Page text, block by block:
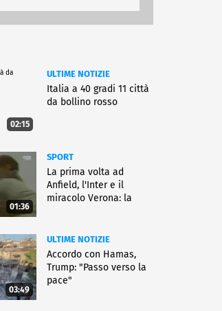
02:15
ULTIME NOTIZIE
Italia a 40 gradi 11 città
da bollino rosso
01:36
SPORT
La prima volta ad
Anfield, l'Inter e il
miracolo Verona: la
03:49
ULTIME NOTIZIE
Accordo con Hamas,
Trump: "Passo verso la
pace"